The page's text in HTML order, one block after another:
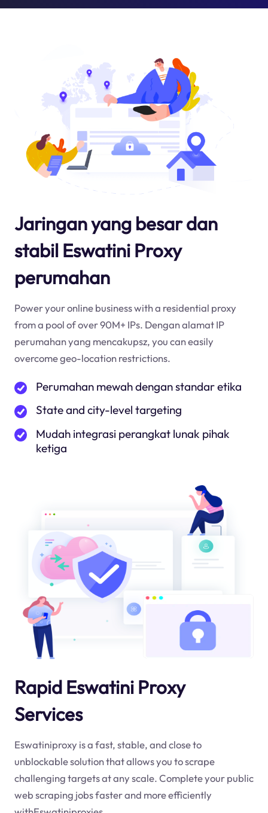
Jaringan yang besar dan
stabil Eswatini Proxy
perumahan
Power your online business with a residential proxy
from a pool of over 90M+ IPs. Dengan alamat IP
perumahan yang mencakupsz, you can easily
overcome geo-location restrictions.
Perumahan mewah dengan standar etika
State and city-level targeting
Mudah integrasi perangkat lunak pihak
ketiga
Rapid Eswatini Proxy
Services
Eswatiniproxy is a fast, stable, and close to
unblockable solution that allows you to scrape
challenging targets at any scale. Complete your public
web scraping jobs faster and more efficiently